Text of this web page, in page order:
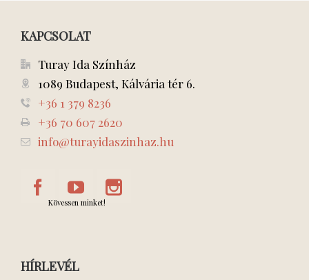
KAPCSOLAT
Turay Ida Színház
1089 Budapest, Kálvária tér 6.
+36 1 379 8236
+36 70 607 2620
info@turayidaszinhaz.hu
Kövessen minket!
HÍRLEVÉL